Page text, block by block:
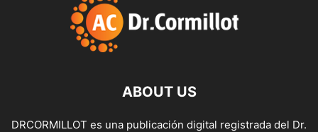
ABOUT US
DRCORMILLOT es una publicación digital registrada del Dr.